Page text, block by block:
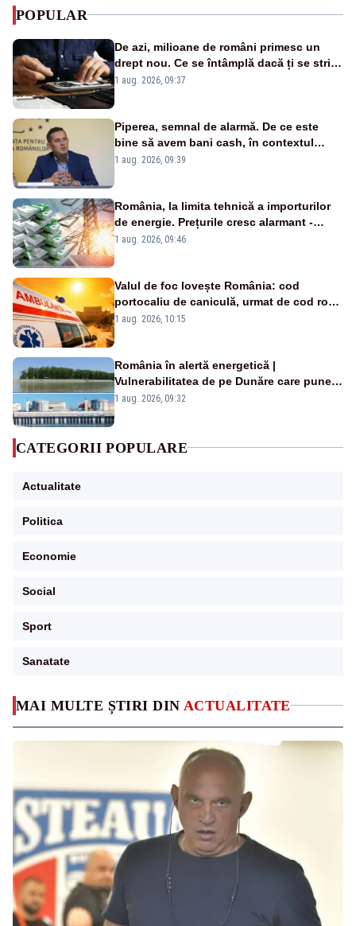
MAI MULTE ȘTIRI DIN ACTUALITATE
POPULAR
De azi, milioane de români primesc un
drept nou. Ce se întâmplă dacă ți se strică
un produs
1 aug. 2026, 09:37
Piperea, semnal de alarmă. De ce este
bine să avem bani cash, în contextul
alertei energetice?
1 aug. 2026, 09:39
România, la limita tehnică a importurilor
de energie. Prețurile cresc alarmant -
Analiză Realitatea Plus
1 aug. 2026, 09:46
Valul de foc lovește România: cod
portocaliu de caniculă, urmat de cod roșu
duminică. Temperaturile urcă spre 40°C
1 aug. 2026, 10:15
România în alertă energetică |
Vulnerabilitatea de pe Dunăre care pune
în pericol Centrala Cernavodă era
1 aug. 2026, 09:32
CATEGORII POPULARE
Actualitate
Politica
Economie
Social
Sport
Sanatate